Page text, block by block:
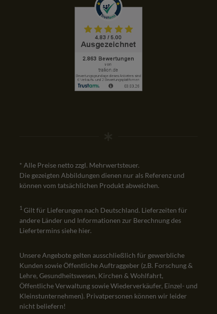
* Alle Preise netto zzgl. Mehrwertsteuer.
Die gezeigten Abbildungen dienen nur als Referenz und
können vom tatsächlichen Produkt abweichen.
1 Gilt für Lieferungen nach Deutschland. Lieferzeiten für
andere Länder und Informationen zur Berechnung des
Liefertermins siehe hier.
Unsere Angebote gelten ausschließlich für gewerbliche
Kunden sowie Öffentliche Auftraggeber (z.B. Forschung &
Lehre, Gesundheitswesen, Kirchen & Wohlfahrt,
Öffentliche Verwaltung sowie Wiederverkäufer, Einzel- und
Kleinstunternehmen). Privatpersonen können wir leider
nicht beliefern!